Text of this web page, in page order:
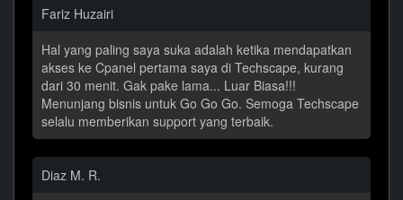
Fariz Huzairi
Hal yang paling saya suka adalah ketika mendapatkan
akses ke Cpanel pertama saya di Techscape, kurang
dari 30 menit. Gak pake lama... Luar Biasa!!!
Menunjang bisnis untuk Go Go Go. Semoga Techscape
selalu memberikan support yang terbaik.
Diaz M. R.